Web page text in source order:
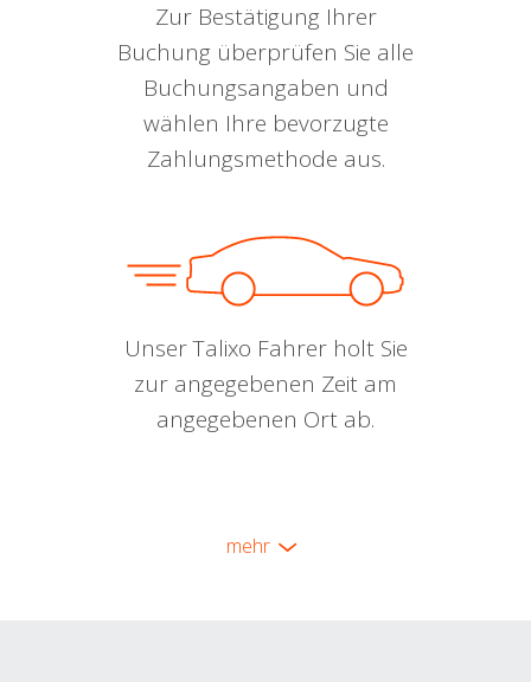
Zur Bestätigung Ihrer
Buchung überprüfen Sie alle
Buchungsangaben und
wählen Ihre bevorzugte
Zahlungsmethode aus.
Unser Talixo Fahrer holt Sie
zur angegebenen Zeit am
angegebenen Ort ab.
mehr